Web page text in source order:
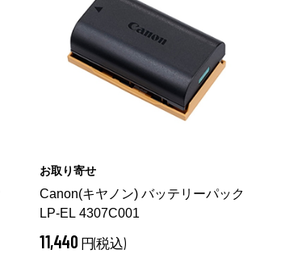
お取り寄せ
Canon(キヤノン) バッテリーパック
LP-EL 4307C001
11,440 円(税込)